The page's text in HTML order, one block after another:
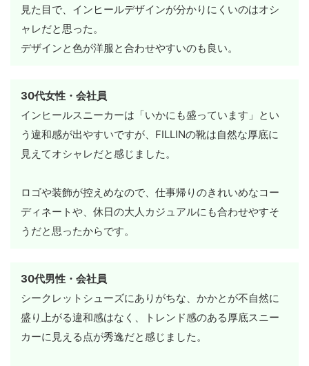
見た目で、インヒールデザインが分かりにくいのはオシ
ャレだと思った。
デザインと色が洋服と合わせやすいのも良い。
30代女性・会社員
インヒールスニーカーは「いかにも盛っています」とい
う違和感が出やすいですが、FILLINの靴は自然な厚底に
見えてオシャレだと感じました。
ロゴや装飾が控えめなので、仕事帰りのきれいめなコー
ディネートや、休日の大人カジュアルにも合わせやすそ
うだと思ったからです。
30代男性・会社員
シークレットシューズにありがちな、かかとが不自然に
盛り上がる違和感はなく、トレンド感のある厚底スニー
カーに見える点が秀逸だと感じました。